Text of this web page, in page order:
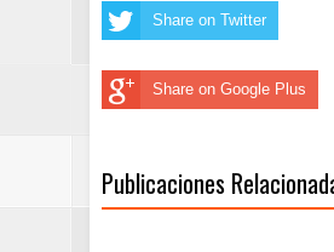
Share on Twitter
Share on Google Plus
Publicaciones